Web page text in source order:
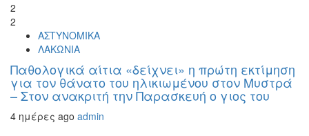
2
2
ΑΣΤΥΝΟΜΙΚΑ
ΛΑΚΩΝΙΑ
Παθολογικά αίτια «δείχνει» η πρώτη εκτίμηση
για τον θάνατο του ηλικιωμένου στον Μυστρά
– Στον ανακριτή την Παρασκευή ο γιος του
4 ημέρες ago admin